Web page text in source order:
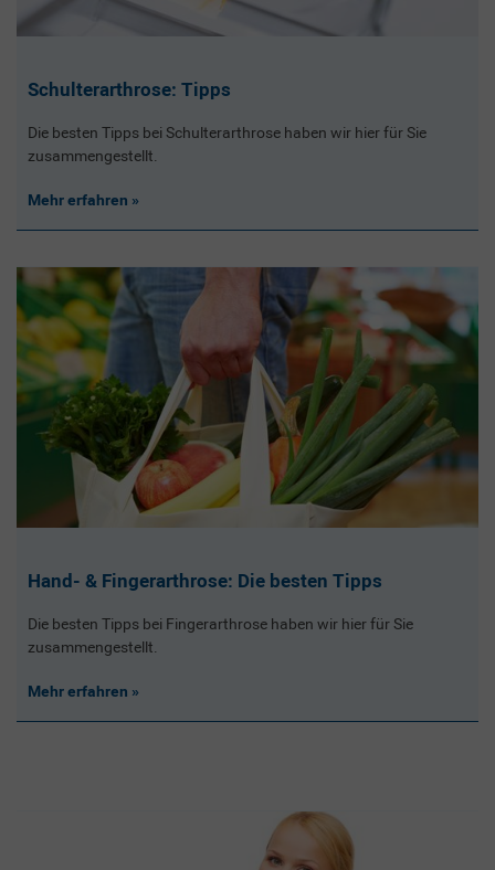
Schulterarthrose: Tipps
Die besten Tipps bei Schulterarthrose haben wir hier für Sie
zusammengestellt.
Mehr erfahren
Hand- & Fingerarthrose: Die besten Tipps
Die besten Tipps bei Fingerarthrose haben wir hier für Sie
zusammengestellt.
Mehr erfahren